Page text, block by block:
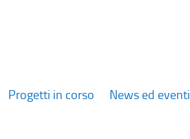
Progetti in corso News ed eventi